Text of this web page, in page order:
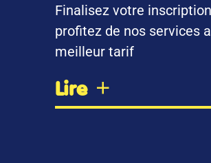
Finalisez votre
profitez de nos services
meilleur tarif
Lire